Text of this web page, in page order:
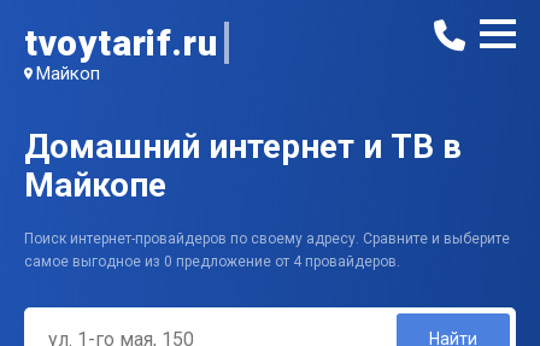
tvoytarif.ru
Майкоп
Домашний интернет и ТВ в
Майкопе
Поиск интернет-провайдеров по своему адресу. Сравните и выберите
самое выгодное из 0 предложение от 4 провайдеров.
Найти